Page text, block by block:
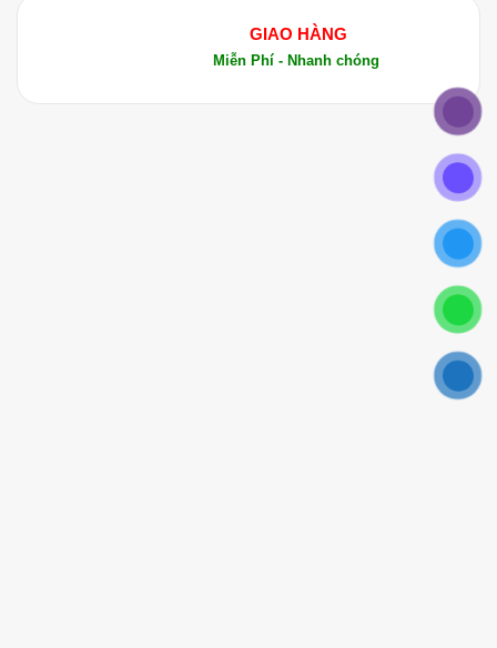
GIAO HÀNG
Miễn Phí - Nhanh chóng